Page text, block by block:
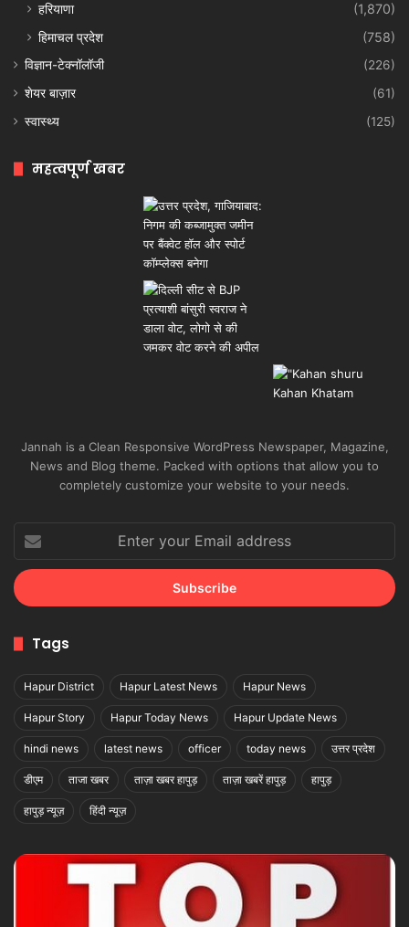
हरियाणा
(1,870)
हिमाचल प्रदेश
(758)
विज्ञान-टेक्नॉलॉजी
(226)
शेयर बाज़ार
(61)
स्वास्थ्य
(125)
महत्वपूर्ण खबर
Jannah is a Clean Responsive WordPress Newspaper, Magazine,
News and Blog theme. Packed with options that allow you to
completely customize your website to your needs.
your
Email
address
Tags
Hapur District Hapur Latest News Hapur News
Hapur Story Hapur Today News Hapur Update News
hindi news latest news officer today news उत्तर प्रदेश
डीएम ताजा खबर ताज़ा खबर हापुड़ ताज़ा खबरें हापुड़ हापुड़
हापुड़ न्यूज़ हिंदी न्यूज़